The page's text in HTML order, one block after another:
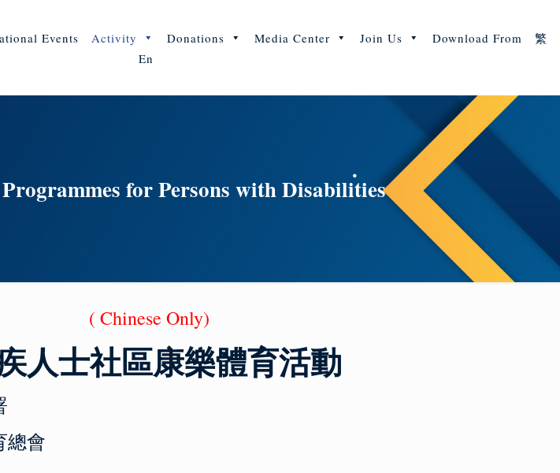
Events Activity Donations Media Center Join Us Download From
繁
En
for Persons with Disabilities
( Chinese Only)
人士社區康樂體育活動
總會